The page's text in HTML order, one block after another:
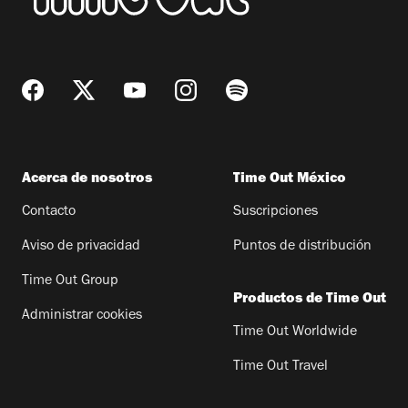
Acerca de nosotros
Contacto
Aviso de privacidad
Time Out Group
Administrar cookies
Time Out México
Suscripciones
Puntos de distribución
Productos de Time Out
Time Out Worldwide
Time Out Travel